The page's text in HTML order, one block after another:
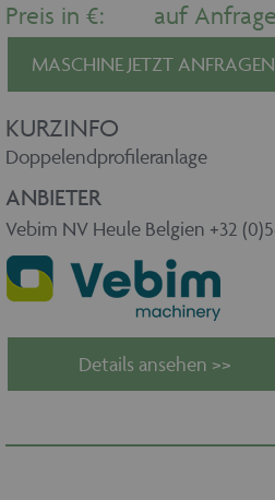
Preis in €: auf Anfrage
MASCHINE JETZT
KURZINFO
Doppelendprofileranlage
ANBIETER
Vebim NV Heule Belgien +32
Details ansehen >>